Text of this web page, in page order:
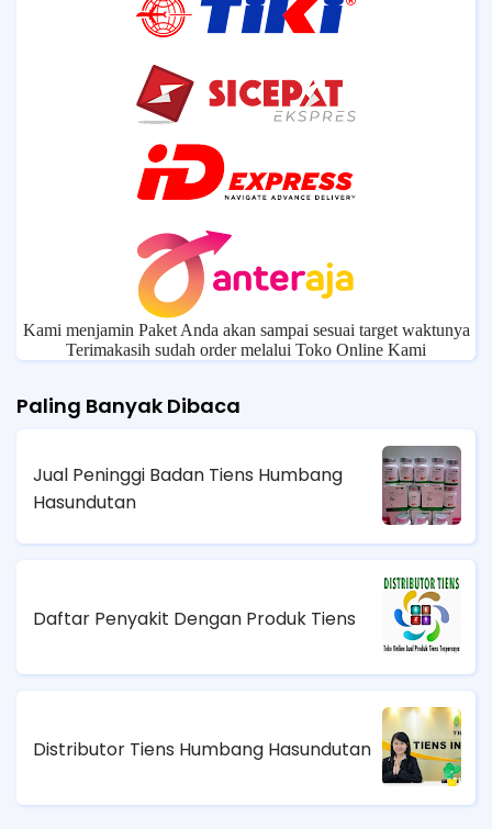
Kami menjamin Paket Anda akan sampai sesuai target waktunya
Terimakasih sudah order melalui Toko Online Kami
Paling Banyak Dibaca
Jual Peninggi Badan Tiens Humbang
Hasundutan
Daftar Penyakit Dengan Produk Tiens
Distributor Tiens Humbang Hasundutan